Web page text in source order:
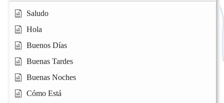
Saludo
Hola
Buenos Días
Buenas Tardes
Buenas Noches
Cómo Está